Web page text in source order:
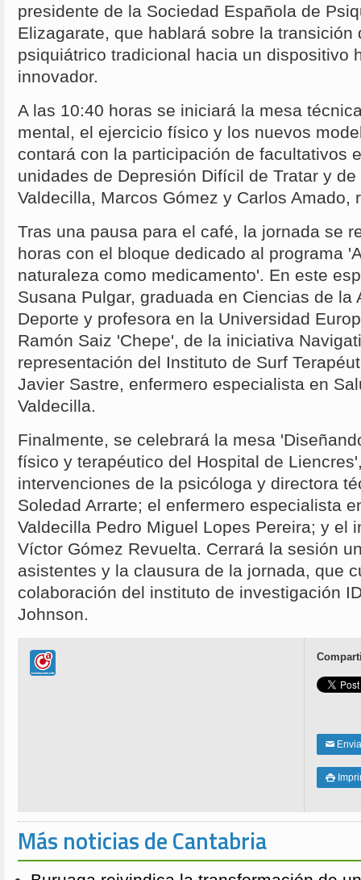
presidente de la Sociedad Española de
Elizagarate, que hablará sobre la transición
psiquiátrico tradicional hacia un dispositivo
innovador.
A las 10:40 horas se iniciará la mesa
mental, el ejercicio físico y los nuevos
contará con la participación de facultativos
unidades de Depresión Difícil de Tratar y
Valdecilla, Marcos Gómez y Carlos
Tras una pausa para el café, la jornada se
horas con el bloque dedicado al programa
naturaleza como medicamento'. En este
Susana Pulgar, graduada en Ciencias de la
Deporte y profesora en la Universidad
Ramón Saiz 'Chepe', de la iniciativa
representación del Instituto de Surf
Javier Sastre, enfermero especialista en
Valdecilla.
Finalmente, se celebrará la mesa
físico y terapéutico del Hospital de
intervenciones de la psicóloga y directora
Soledad Arrarte; el enfermero especialista
Valdecilla Pedro Miguel Lopes Pereira; y el
Víctor Gómez Revuelta. Cerrará la sesión
asistentes y la clausura de la jornada, que
colaboración del instituto de investigación
Johnson.
✉

Más noticias de Cantabria